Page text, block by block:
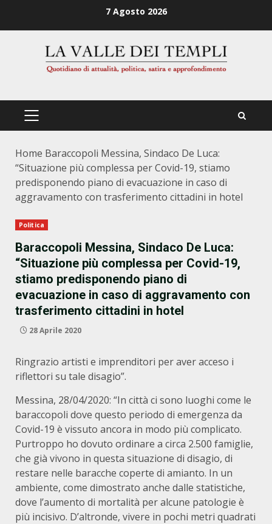
7 Agosto 2026
PRIMÄRES
Home Baraccopoli Messina, Sindaco De Luca:
“Situazione più complessa per Covid-19, stiamo
predisponendo piano di evacuazione in caso di
aggravamento con trasferimento cittadini in hotel
Politica
Baraccopoli Messina, Sindaco De Luca:
“Situazione più complessa per Covid-19,
stiamo predisponendo piano di
evacuazione in caso di aggravamento con
trasferimento cittadini in hotel
28 Aprile 2020
Ringrazio artisti e imprenditori per aver acceso i
riflettori su tale disagio”.
Messina, 28/04/2020: “In città ci sono luoghi come le
baraccopoli dove questo periodo di emergenza da
Covid-19 è vissuto ancora in modo più complicato.
Purtroppo ho dovuto ordinare a circa 2.500 famiglie,
che già vivono in questa situazione di disagio, di
restare nelle baracche coperte di amianto. In un
ambiente, come dimostrato anche dalle statistiche,
dove l’aumento di mortalità per alcune patologie è
più incisivo. D’altronde, vivere in pochi metri quadrati